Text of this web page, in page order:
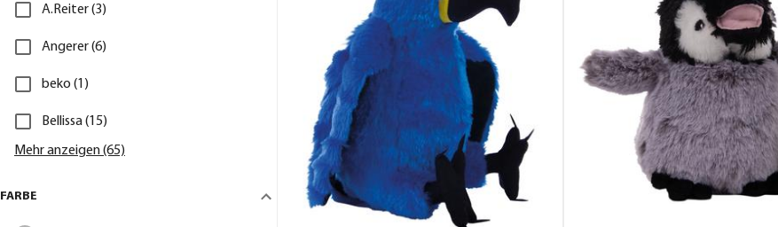
A.Reiter (3)
Angerer (6)
beko (1)
Bellissa (15)
Mehr anzeigen (65)
FARBE